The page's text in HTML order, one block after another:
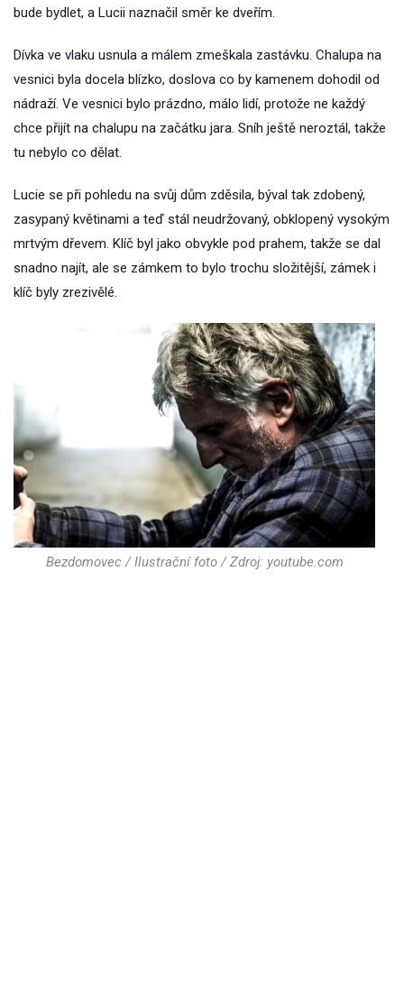
bude bydlet, a Lucii naznačil směr ke dveřím.
Dívka ve vlaku usnula a málem zmeškala zastávku. Chalupa na
vesnici byla docela blízko, doslova co by kamenem dohodil od
nádraží. Ve vesnici bylo prázdno, málo lidí, protože ne každý
chce přijít na chalupu na začátku jara. Sníh ještě neroztál, takže
tu nebylo co dělat.
Lucie se při pohledu na svůj dům zděsila, býval tak zdobený,
zasypaný květinami a teď stál neudržovaný, obklopený vysokým
mrtvým dřevem. Klíč byl jako obvykle pod prahem, takže se dal
snadno najít, ale se zámkem to bylo trochu složitější, zámek i
klíč byly zrezivělé.
Bezdomovec / Ilustrační foto / Zdroj: youtube.com